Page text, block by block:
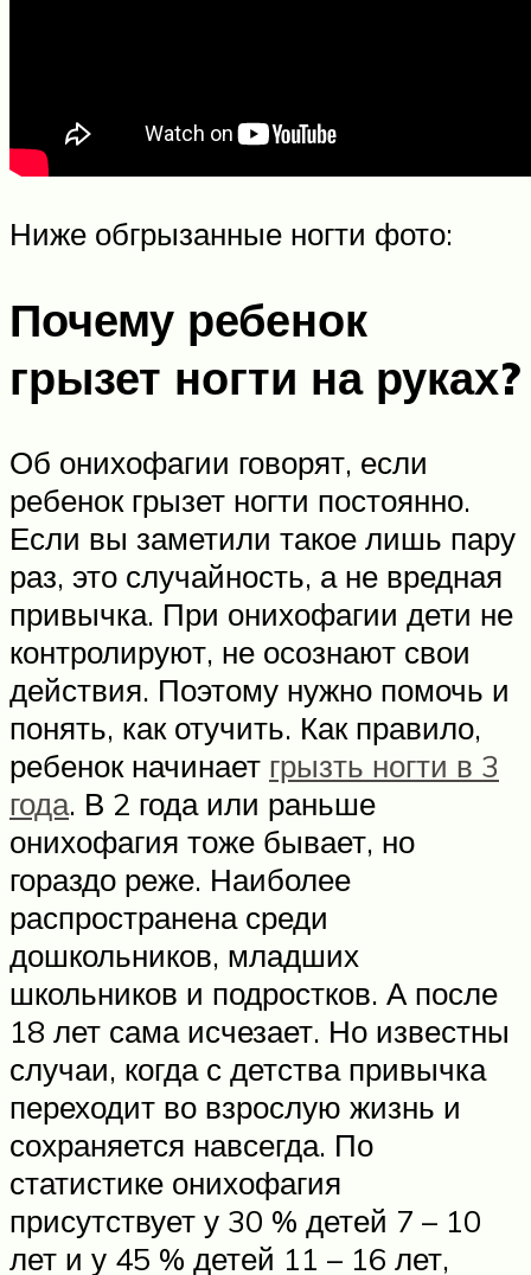
Ниже обгрызанные ногти фото:
Почему ребенок
грызет ногти на руках?
Об онихофагии говорят, если
ребенок грызет ногти постоянно.
Если вы заметили такое лишь пару
раз, это случайность, а не вредная
привычка. При онихофагии дети не
контролируют, не осознают свои
действия. Поэтому нужно помочь и
понять, как отучить. Как правило,
ребенок начинает грызть ногти в 3
года. В 2 года или раньше
онихофагия тоже бывает, но
гораздо реже. Наиболее
распространена среди
дошкольников, младших
школьников и подростков. А после
18 лет сама исчезает. Но известны
случаи, когда с детства привычка
переходит во взрослую жизнь и
сохраняется навсегда. По
статистике онихофагия
присутствует у 30 % детей 7 – 10
лет и у 45 % детей 11 – 16 лет,